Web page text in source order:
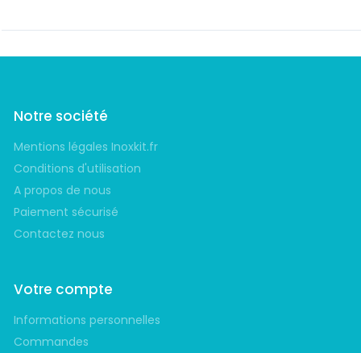
Notre société
Mentions légales Inoxkit.fr
Conditions d'utilisation
A propos de nous
Paiement sécurisé
Contactez nous
Votre compte
Informations personnelles
Commandes